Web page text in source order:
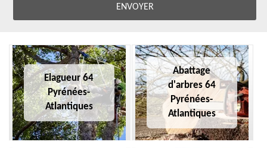
Elagueur 64
Pyrénées-
Atlantiques
Abattage
d'arbres 64
Pyrénées-
Atlantiques